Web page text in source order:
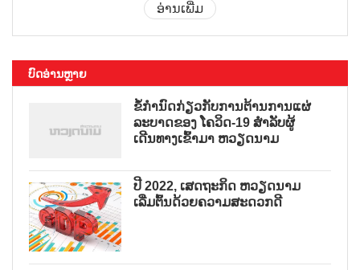
ອ່ານເພີ່ມ
ບົດອ່ານຫຼາຍ
ຂໍ້ກຳນົດກ່ຽວກັບການຕ້ານການແຜ່
ລະບາດຂອງ ໂຄວິດ-19 ສຳລັບຜູ້
ເດີນທາງເຂົ້າມາ ຫວຽດນາມ
ປີ 2022, ເສດຖະກິດ ຫວຽດນາມ
ເລີ່ມຕົ້ນດ້ວຍຄວາມສະດວກດີ